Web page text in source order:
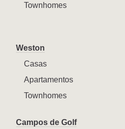
Townhomes
Weston
Casas
Apartamentos
Townhomes
Campos de Golf